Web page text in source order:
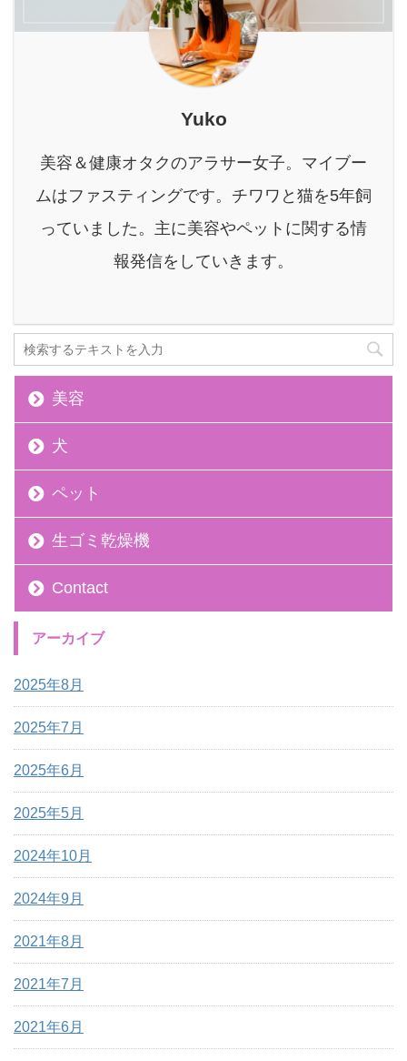
も良いわけではありませ
ん。愛犬のデ ...
ん。 せっかくデトックス
を目的にファスティン ...
10ヶ月間使ってみて感じ
たメリットとデメリット
バルクオム洗顔料の実際
の口コミ 本記事の信頼性
リット/デメリットがわか
る 参考画像 ↑ 私が過去に
料の購入履歴です。ぜひ
参考程度に。 それでは一
Yuko
美容＆健康オタクのアラサー女子。マイブー
ムはファスティングです。チワワと猫を5年飼
っていました。主に美容やペットに関する情
報発信をしていきます。
美容
犬
ペット
生ゴミ乾燥機
Contact
アーカイブ
2025年8月
2025年7月
2025年6月
2025年5月
2024年10月
2024年9月
2021年8月
2021年7月
2021年6月